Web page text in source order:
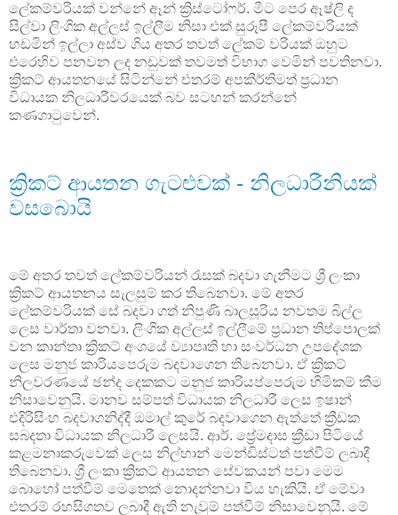
ලේකම්වරියක් වන්නේ ඈන් ක්‍රිස්ටෝෆර්. මීට පෙර ඈෂ්ලි ද
සිල්වා ලිංගික අල්ලස් ඉල්ලීම නිසා එක් සුරූපී ලේකම්වරියක්
හඩමින් ඉල්ලා අස්ව ගිය අතර තවත් ලේකම් වරියක් ඔහුට
එරෙහිව පනවන ලද නඩුවක් තවමත් විභාග වෙමින් පවතිනවා.
ක්‍රිකට් ආයතනයේ සිටින්නේ එතරම් අපකීර්තිමත් ප්‍රධාන
විධායක නිලධාරීවරයෙක් බව සටහන් කරන්නේ
කණගාටුවෙන්.
ක්‍රිකට් ආයතන ගැටළුවක් - නිලධාරීනියක්
වසබොයි
මේ අතර තවත් ලේකම්වරියන් රැසක් බදවා ගැනීමට ශ්‍රී ලංකා
ක්‍රිකට් ආයතනය සැලසුම් කර තිබෙනවා. මේ අතර
ලේකම්වරියක් සේ බදවා ගත් නිපුණි බාලසූරිය නවතම බිල්ල
ලෙස වාර්තා වනවා. ලිංගික අල්ලස් ඉල්ලීමේ ප්‍රධාන තිප්පොලක්
වන කාන්තා ක්‍රිකට් අංශයේ ව්‍යාපෘති හා සංවර්ධන උපදේශක
ලෙස මනුජ කාරියපෙරුම බදවාගෙන තිබෙනවා. ඒ ක්‍රිකට්
නිලවරණයේ ඡන්ද දෙකකට මනුජ කාරියප්පෙරුම හිමිකම් කීම
නිසාවෙනුයි. මානව සම්පත් විධායක නිලධාරී ලෙස ඉෂාන්
එදිරිසිංහ බදවාගනිද්දී ඔමාල් කුරේ බදවාගෙන ඇත්තේ ක්‍රීඩක
සබදතා විධායක නිලධාරී ලෙසයි. ආර්. ප්‍රේමදාස ක්‍රීඩා පිටියේ
කළමනාකරුවෙක් ලෙස නිල්හාන් මෙන්ඩිස්ටත් පත්වීම් ලබාදී
තිබෙනවා. ශ්‍රී ලංකා ක්‍රිකට් ආයතන සේවකයන් පවා මෙම
බොහෝ පත්වීම් මෙතෙක් නොදන්නවා විය හැකියි. ඒ මේවා
එතරම් රහසිගතව ලබාදී ඇති නැවුම් පත්වීම් නිසාවෙනුයි. මේ